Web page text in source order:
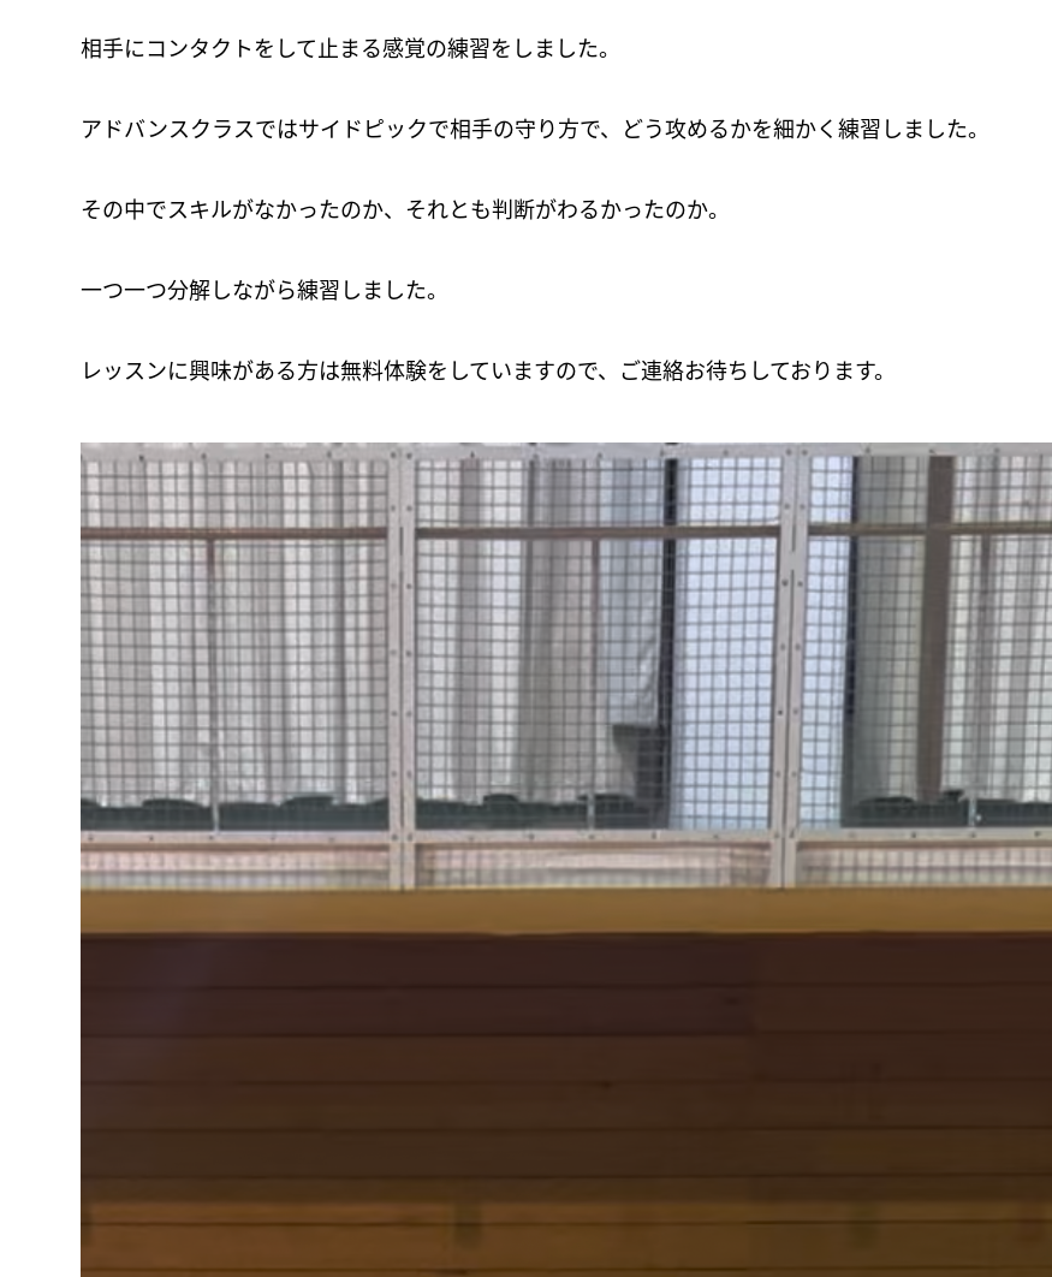
相手にコンタクトをして止まる感覚の練習をしました。
アドバンスクラスではサイドピックで相手の守り方で、どう攻めるかを細かく練習しました。
その中でスキルがなかったのか、それとも判断がわるかったのか。
一つ一つ分解しながら練習しました。
レッスンに興味がある方は無料体験をしていますので、ご連絡お待ちしております。